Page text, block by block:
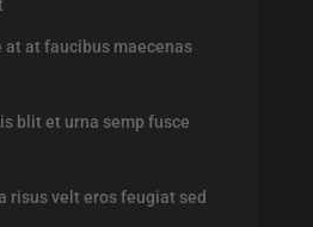
at faucibus maecenas
blit et urna semp fusce
risus velt eros feugiat sed